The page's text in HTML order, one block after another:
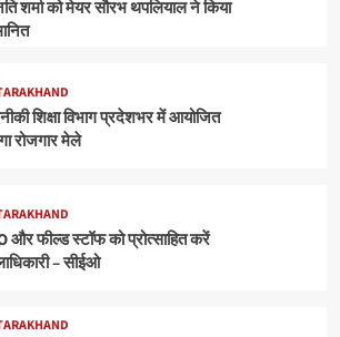
शर्मा को मेयर सौरभ थपलियाल ने किया
शिक्षा विभाग प्रदेशभर में आयोजित
रोजगार मेले
और फील्ड स्टॉफ को प्रोत्साहित करें
– सीईओ